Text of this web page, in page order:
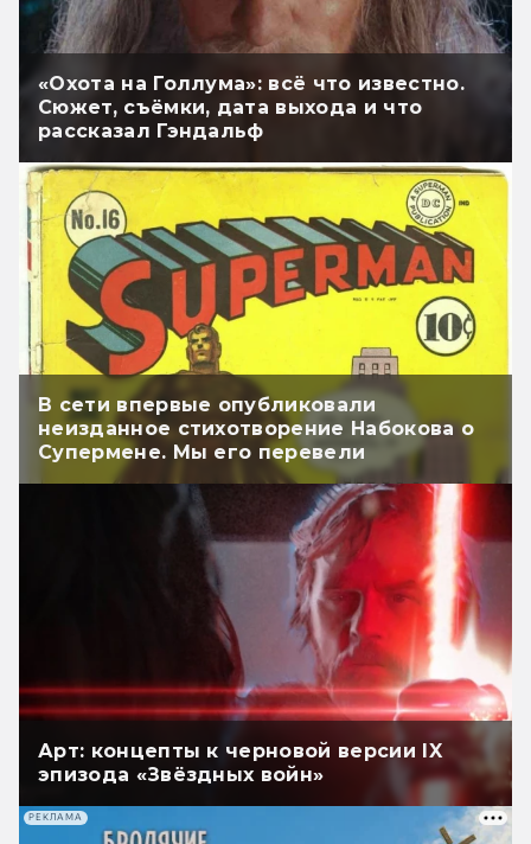
«Охота на Голлума»: всё что известно.
Сюжет, съёмки, дата выхода и что
рассказал Гэндальф
В сети впервые опубликовали
неизданное стихотворение Набокова о
Супермене. Мы его перевели
Арт: концепты к черновой версии IX
эпизода «Звёздных войн»
РЕКЛАМА